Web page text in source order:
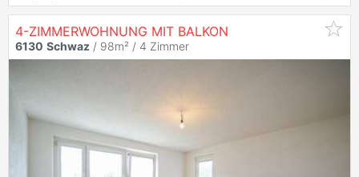
4-ZIMMERWOHNUNG MIT BALKON
6130 Schwaz / 98m² / 4 Zimmer